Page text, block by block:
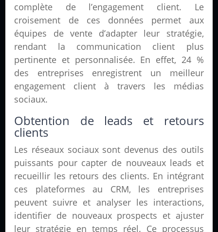
complète de l’engagement client. Le
croisement de ces données permet aux
équipes de vente d’adapter leur stratégie,
rendant la communication client plus
pertinente et personnalisée. En effet, 24 %
des entreprises enregistrent un meilleur
engagement client à travers les médias
sociaux.
Obtention de leads et retours
clients
Les réseaux sociaux sont devenus des outils
puissants pour capter de nouveaux leads et
recueillir les retours des clients. En intégrant
ces plateformes au CRM, les entreprises
peuvent suivre et analyser les interactions,
identifier de nouveaux prospects et ajuster
leur stratégie en temps réel. Ce processus